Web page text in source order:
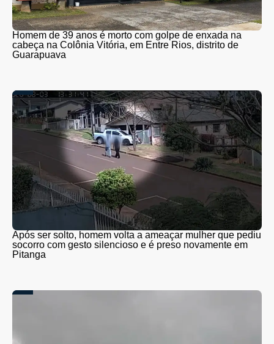
Homem de 39 anos é morto com golpe de enxada na
cabeça na Colônia Vitória, em Entre Rios, distrito de
Guarapuava
Após ser solto, homem volta a ameaçar mulher que pediu
socorro com gesto silencioso e é preso novamente em
Pitanga